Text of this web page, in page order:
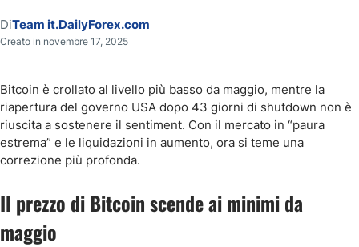
DiTeam it.DailyForex.com
Creato in novembre 17, 2025
Bitcoin è crollato al livello più basso da maggio, mentre la
riapertura del governo USA dopo 43 giorni di shutdown non è
riuscita a sostenere il sentiment. Con il mercato in “paura
estrema” e le liquidazioni in aumento, ora si teme una
correzione più profonda.
Il prezzo di Bitcoin scende ai minimi da
maggio